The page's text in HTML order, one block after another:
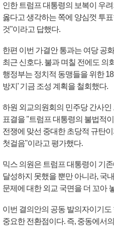
인한 트럼프 대통령의 보복이 우
옳다고 생각하는 쪽에 양심껏 투
것"이라고 답했다.
한편 이번 가결안 통과는 여당 공
최근 신호다. 불과 며칠 전에도 의
행정부는 정치적 동맹들을 위한
방지' 기금 조성 계획을 철회했다.
하원 외교의원회의 민주당 간사인
표결을 "트럼프 대통령의 불법적
전쟁에 맞선 중대한 초당적 규탄
첫걸음"이라고 평가했다.
믹스 의원은 트럼프 대통령이 기
달성하지 못했을 뿐만 아니라, 국
문제에 대한 외교 국면을 더 꼬아
이번 결의안의 공동 발의자이기
중요한 전환점이다. 즉, 중동에서